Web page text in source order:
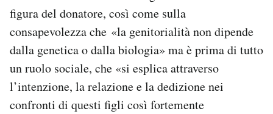
figura del donatore, così come sulla
consapevolezza che «la genitorialità non dipende
dalla genetica o dalla biologia» ma è prima di tutto
un ruolo sociale, che «si esplica attraverso
l’intenzione, la relazione e la dedizione nei
confronti di questi figli così fortemente